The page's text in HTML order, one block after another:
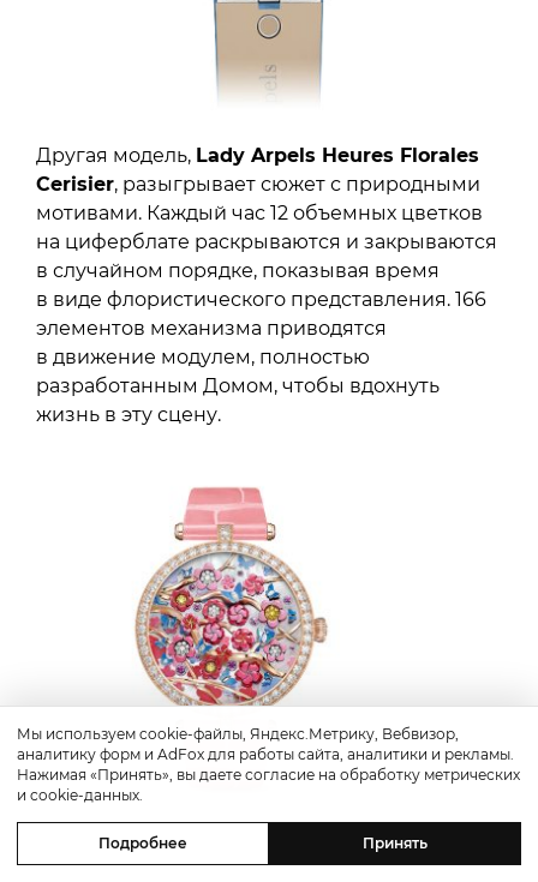
Другая модель, Lady Arpels Heures Florales
Cerisier, разыгрывает сюжет с природными
мотивами. Каждый час 12 объемных цветков
на циферблате раскрываются и закрываются
в случайном порядке, показывая время
в виде флористического представления. 166
элементов механизма приводятся
в движение модулем, полностью
разработанным Домом, чтобы вдохнуть
жизнь в эту сцену.
Мы используем cookie-файлы, Яндекс.Метрику, Вебвизор,
аналитику форм и AdFox для работы сайта, аналитики и рекламы.
Нажимая «Принять», вы даете согласие на обработку метрических
и cookie-данных.
Подробнее Принять